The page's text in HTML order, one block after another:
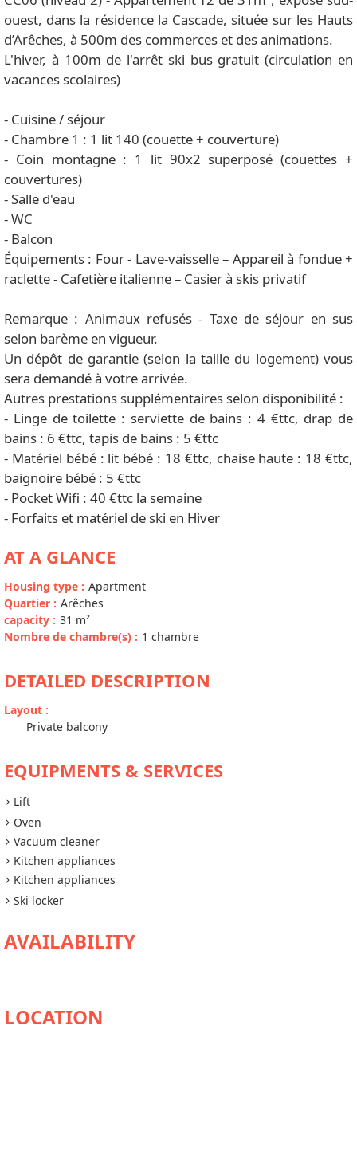
ouest, dans la résidence la Cascade, située sur les Hauts
d’Arêches, à 500m des commerces et des animations.
L'hiver, à 100m de l'arrêt ski bus gratuit (circulation en
vacances scolaires)
- Cuisine / séjour
- Chambre 1 : 1 lit 140 (couette + couverture)
- Coin montagne : 1 lit 90x2 superposé (couettes +
couvertures)
- Salle d'eau
- WC
- Balcon
Équipements : Four - Lave-vaisselle – Appareil à fondue +
raclette - Cafetière italienne – Casier à skis privatif
Remarque : Animaux refusés - Taxe de séjour en sus
selon barème en vigueur.
Un dépôt de garantie (selon la taille du logement) vous
sera demandé à votre arrivée.
Autres prestations supplémentaires selon disponibilité :
- Linge de toilette : serviette de bains : 4 €ttc, drap de
bains : 6 €ttc, tapis de bains : 5 €ttc
- Matériel bébé : lit bébé : 18 €ttc, chaise haute : 18 €ttc,
baignoire bébé : 5 €ttc
- Pocket Wifi : 40 €ttc la semaine
- Forfaits et matériel de ski en Hiver
AT A GLANCE
Housing type : Apartment
Quartier : Arêches
capacity : 31 m²
Nombre de chambre(s) : 1 chambre
DETAILED DESCRIPTION
Layout :
Private balcony
EQUIPMENTS & SERVICES
Lift
Oven
Vacuum cleaner
Kitchen appliances
Kitchen appliances
Ski locker
AVAILABILITY